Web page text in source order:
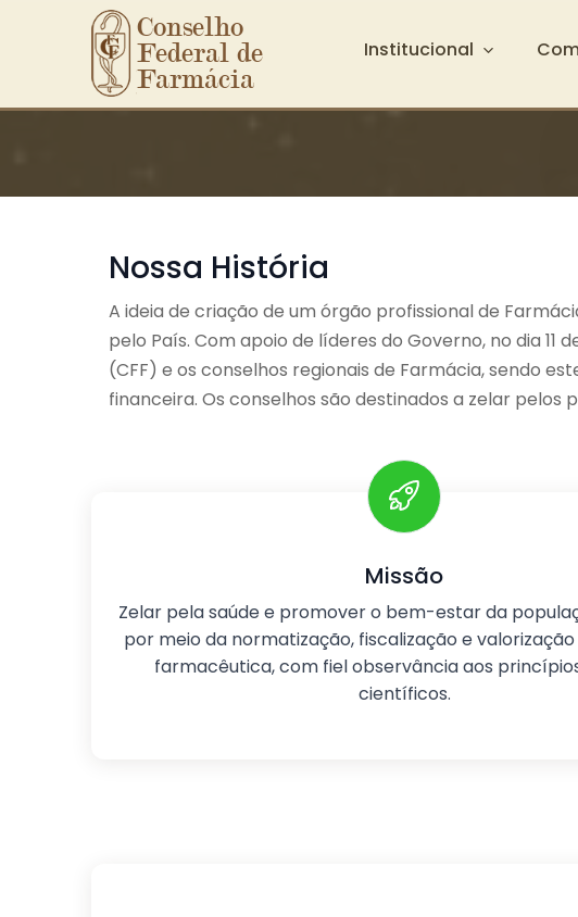
Ir para o conteúdo principal
Conselho
Federal de
Farmácia
Institucional
Nossa História
A ideia de criação de um órgão profissional de
pelo País. Com apoio de líderes do Governo, no dia 11
(CFF) e os conselhos regionais de Farmácia, sendo
financeira. Os conselhos são destinados a zelar
Missão
Zelar pela saúde e promover o bem-estar da
por meio da normatização, fiscalização e
farmacêutica, com fiel observância aos
científicos.